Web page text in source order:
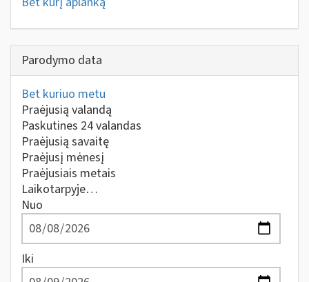
Parodymo data
Bet kuriuo metu
Praėjusią valandą
Paskutines 24 valandas
Praėjusią savaitę
Praėjusį mėnesį
Praėjusiais metais
Laikotarpyje…
Nuo
Iki